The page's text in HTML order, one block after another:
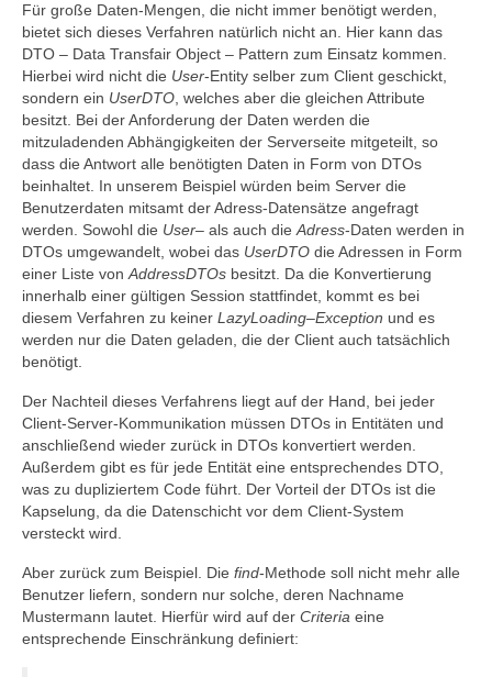
Für große Daten-Mengen, die nicht immer benötigt werden,
bietet sich dieses Verfahren natürlich nicht an. Hier kann das
DTO – Data Transfair Object – Pattern zum Einsatz kommen.
Hierbei wird nicht die User-Entity selber zum Client geschickt,
sondern ein UserDTO , welches aber die gleichen Attribute
besitzt. Bei der Anforderung der Daten werden die
mitzuladenden Abhängigkeiten der Serverseite mitgeteilt, so
dass die Antwort alle benötigten Daten in Form von DTOs
beinhaltet. In unserem Beispiel würden beim Server die
Benutzerdaten mitsamt der Adress-Datensätze angefragt
werden. Sowohl die User– als auch die Adress-Daten werden in
DTOs umgewandelt, wobei das UserDTO die Adressen in Form
einer Liste von AddressDTOs besitzt. Da die Konvertierung
innerhalb einer gültigen Session stattfindet, kommt es bei
diesem Verfahren zu keiner LazyLoading–Exception und es
werden nur die Daten geladen, die der Client auch tatsächlich
benötigt.
Der Nachteil dieses Verfahrens liegt auf der Hand, bei jeder
Client-Server-Kommunikation müssen DTOs in Entitäten und
anschließend wieder zurück in DTOs konvertiert werden.
Außerdem gibt es für jede Entität eine entsprechendes DTO,
was zu dupliziertem Code führt. Der Vorteil der DTOs ist die
Kapselung, da die Datenschicht vor dem Client-System
versteckt wird.
Aber zurück zum Beispiel. Die find-Methode soll nicht mehr alle
Benutzer liefern, sondern nur solche, deren Nachname
Mustermann lautet. Hierfür wird auf der Criteria eine
entsprechende Einschränkung definiert: